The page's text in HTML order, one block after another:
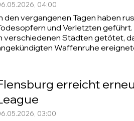
04:00
den vergangenen Tagen haben
und Verletzten
verschiedenen Städten getötet,
Waffenruhe
erreicht
03:00